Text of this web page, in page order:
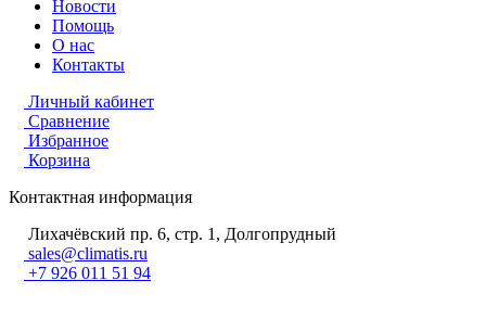
Новости
Помощь
О нас
Контакты
Личный кабинет
Сравнение
Избранное
Корзина
Контактная информация
Лихачёвский пр. 6, стр. 1, Долгопрудный
sales@climatis.ru
+7 926 011 51 94